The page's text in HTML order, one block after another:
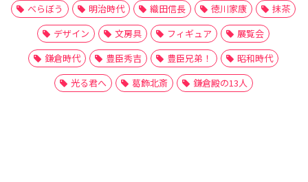
べらぼう
明治時代 織田信長 徳川家康
抹茶
デザイン
文房具 フィギュア
展覧会
鎌倉時代
豊臣秀吉 豊臣兄弟！
昭和時代
光る君へ
葛飾北斎 鎌倉殿の13人